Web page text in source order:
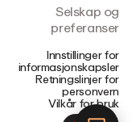
Selskap og
preferanser
Innstillinger for
informasjonskapsler
Retningslinjer for
personvern
Vilkår for bruk